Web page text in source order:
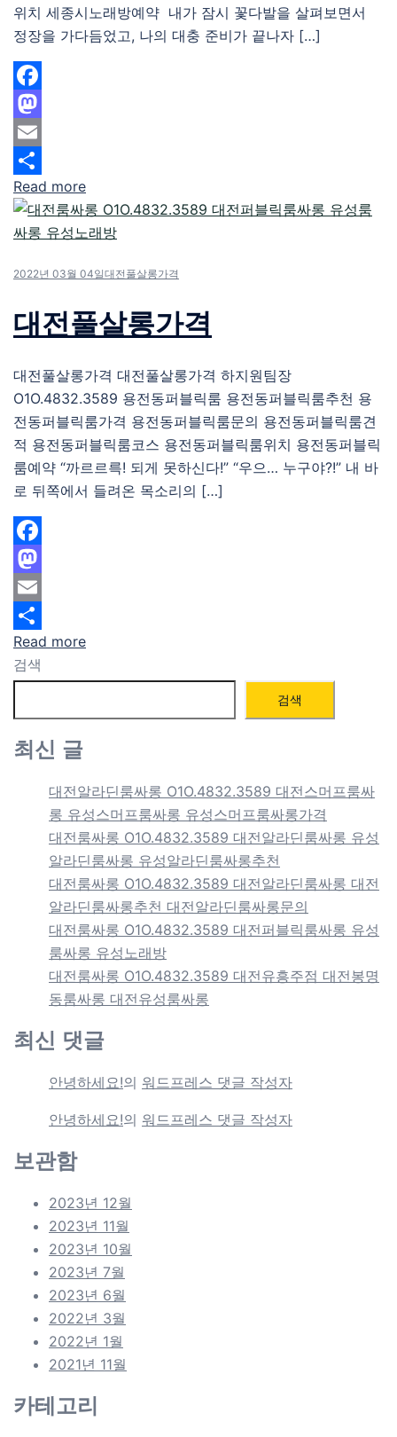
위치 세종시노래방예약 내가 잠시 꽃다발을 살펴보면서
정장을 가다듬었고, 나의 대충 준비가 끝나자 […]
Facebook
Mastodon
Email
Share
Read more
2022년 03월 04일대전풀살롱가격
대전풀살롱가격
대전풀살롱가격 대전풀살롱가격 하지원팀장
O1O.4832.3589 용전동퍼블릭룸 용전동퍼블릭룸추천 용
전동퍼블릭룸가격 용전동퍼블릭룸문의 용전동퍼블릭룸견
적 용전동퍼블릭룸코스 용전동퍼블릭룸위치 용전동퍼블릭
룸예약 “까르르륵! 되게 못하신다!” “우으… 누구야?!” 내 바
로 뒤쪽에서 들려온 목소리의 […]
Facebook
Mastodon
Email
Share
Read more
검색
검색
최신 글
대전알라딘룸싸롱 O1O.4832.3589 대전스머프룸싸
롱 유성스머프룸싸롱 유성스머프룸싸롱가격
대전룸싸롱 O1O.4832.3589 대전알라딘룸싸롱 유성
알라딘룸싸롱 유성알라딘룸싸롱추천
대전룸싸롱 O1O.4832.3589 대전알라딘룸싸롱 대전
알라딘룸싸롱추천 대전알라딘룸싸롱문의
대전룸싸롱 O1O.4832.3589 대전퍼블릭룸싸롱 유성
룸싸롱 유성노래방
대전룸싸롱 O1O.4832.3589 대전유흥주점 대전봉명
동룸싸롱 대전유성룸싸롱
최신 댓글
안녕하세요!의 워드프레스 댓글 작성자
안녕하세요!의 워드프레스 댓글 작성자
보관함
2023년 12월
2023년 11월
2023년 10월
2023년 7월
2023년 6월
2022년 3월
2022년 1월
2021년 11월
카테고리